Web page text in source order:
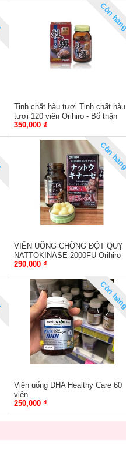
Còn hàng
Tinh chất hàu tươi Tinh chất hàu
tươi 120 viên Orihiro - Bổ thận
tráng dương - Nhật Bản
350,000 ₫
Còn hàng
VIÊN UỐNG CHỐNG ĐỘT QUỴ
NATTOKINASE 2000FU Orihiro
NHẬT BẢN
290,000 ₫
Còn hàng
Viên uống DHA Healthy Care 60
viên
250,000 ₫